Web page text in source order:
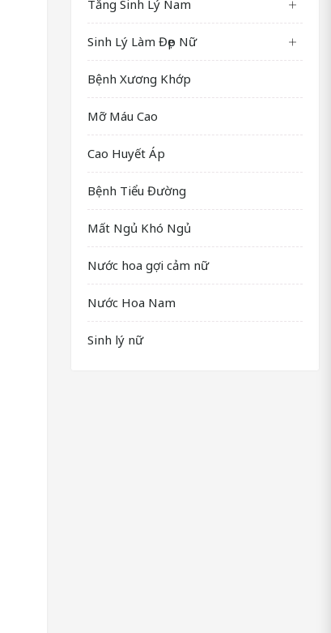
Tăng Sinh Lý Nam
Sinh Lý Làm Đẹp Nữ
Bệnh Xương Khớp
Mỡ Máu Cao
Cao Huyết Áp
Bệnh Tiểu Đường
Mất Ngủ Khó Ngủ
Nước hoa gợi cảm nữ
Nước Hoa Nam
Sinh lý nữ